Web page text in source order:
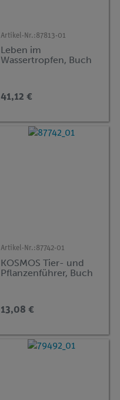
Artikel-Nr.:87813-01
Leben im
Wassertropfen, Buch
41,12 €
Artikel-Nr.:87742-01
KOSMOS Tier- und
Pflanzenführer, Buch
13,08 €